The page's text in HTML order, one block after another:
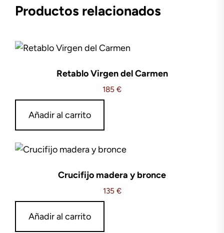
Productos relacionados
Retablo Virgen del Carmen
185 €
Añadir al carrito
Crucifijo madera y bronce
135 €
Añadir al carrito